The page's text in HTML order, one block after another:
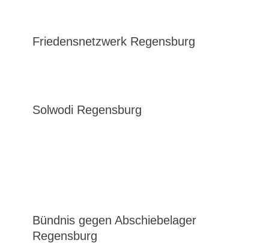
Friedensnetzwerk Regensburg
Solwodi Regensburg
Bündnis gegen Abschiebelager
Regensburg